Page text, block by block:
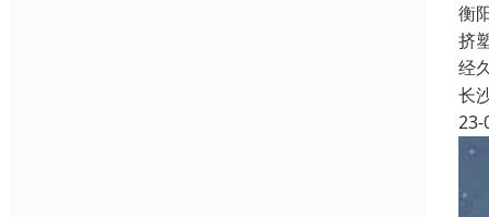
衡
挤
经
长
23-